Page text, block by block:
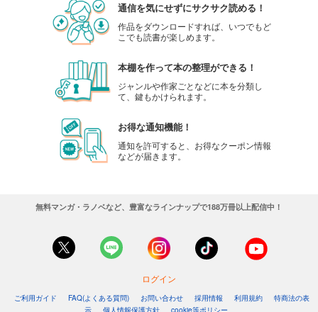
通信を気にせずにサクサク読める！
作品をダウンロードすれば、いつでもど
こでも読書が楽しめます。
本棚を作って本の整理ができる！
ジャンルや作家ごとなどに本を分類し
て、鍵もかけられます。
お得な通知機能！
通知を許可すると、お得なクーポン情報
などが届きます。
無料マンガ・ラノベなど、豊富なラインナップで188万冊以上配信中！
ログイン
ご利用ガイド FAQ(よくある質問) お問い合わせ 採用情報 利用規約
特商法の表
示
個人情報保護方針 cookie等ポリシー